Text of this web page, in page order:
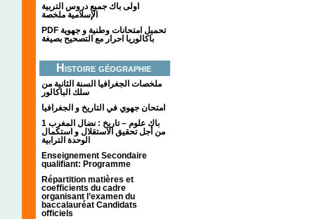
اولى باك جميع دروس التربية
الإسلامية ملخصة
PDF تحميل امتحانات وطنية و جهوية
باكالوريا احرار مع التصحيح بصيغة
Histoire géographie
ملخصات الجغرافيا السنة الثانية من
سلك الباكالور
امتحان جهوي في التاريخ و الجغرافيا
1 باك علوم – تاريخ : نضال المغرب
من أجل تحقيق الاستقلال و استكمال
الوحدة الترابية
Enseignement Secondaire
qualifiant: Programme
Répartition matières et
coefficients du cadre
organisant l’examen du
baccalauréat Candidats
officiels